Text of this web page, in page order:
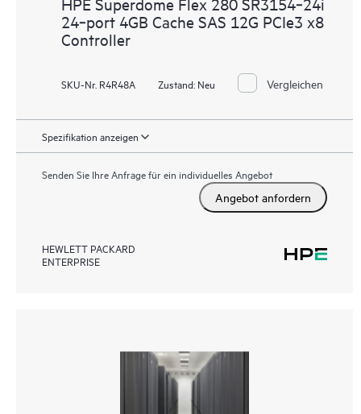
24‑port 4GB Cache SAS 12G PCIe3 x8
Controller
SKU-Nr. R4R48A Zustand: Neu Vergleichen
Spezifikation anzeigen
Senden Sie Ihre Anfrage für ein individuelles Angebot
Angebot anfordern
HEWLETT PACKARD
ENTERPRISE